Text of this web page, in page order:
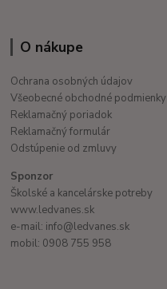
O nákupe
Ochrana osobných údajov
Všeobecné obchodné podmienky
Reklamačný poriadok
Reklamačný formulár
Odstúpenie od zmluvy
Sponzor
Školské a kancelárske potreby
www.ledvanes.sk
e-mail: info@ledvanes.sk
mobil: 0908 755 958